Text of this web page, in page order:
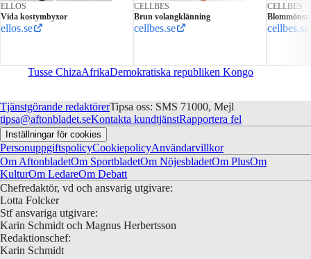
ELLOS
Vida kostymbyxor
ellos.se
CELLBES
Brun volangklänning
cellbes.se
CELLBES
cellbes.se
Tusse ChizaAfrikaDemokratiska republiken Kongo
Tjänstgörande redaktörerTipsa oss: SMS 71000, Mejl
tipsa@aftonbladet.seKontakta kundtjänstRapportera fel
Inställningar för cookies
PersonuppgiftspolicyCookiepolicyAnvändarvillkor
Om AftonbladetOm SportbladetOm NöjesbladetOm PlusOm
KulturOm LedareOm Debatt
Chefredaktör, vd och ansvarig utgivare:
Lotta Folcker
Stf ansvariga utgivare:
Karin Schmidt och Magnus Herbertsson
Redaktionschef:
Karin Schmidt